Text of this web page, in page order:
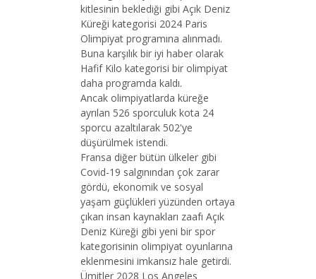
kitlesinin beklediği gibi Açık Deniz
Küreği kategorisi 2024 Paris
Olimpiyat programına alınmadı.
Buna karşılık bir iyi haber olarak
Hafif Kilo kategorisi bir olimpiyat
daha programda kaldı.
Ancak olimpiyatlarda küreğe
ayrılan 526 sporculuk kota 24
sporcu azaltılarak 502'ye
düşürülmek istendi.
Fransa diğer bütün ülkeler gibi
Covid-19 salgınından çok zarar
gördü, ekonomik ve sosyal
yaşam güçlükleri yüzünden ortaya
çıkan insan kaynakları zaafı Açık
Deniz Küreği gibi yeni bir spor
kategorisinin olimpiyat oyunlarına
eklenmesini imkansız hale getirdi.
Ümitler 2028 Los Angeles